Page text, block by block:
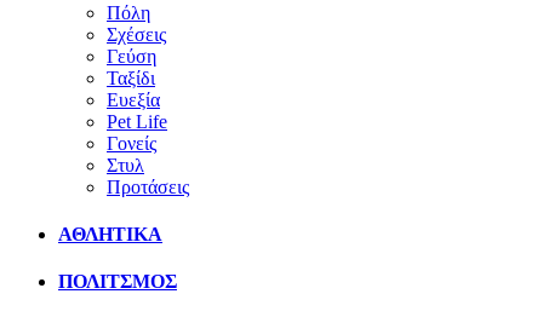
Πόλη
Σχέσεις
Γεύση
Ταξίδι
Ευεξία
Pet Life
Γονείς
Στυλ
Προτάσεις
ΑΘΛΗΤΙΚΑ
ΠΟΛΙΤΣΜΟΣ